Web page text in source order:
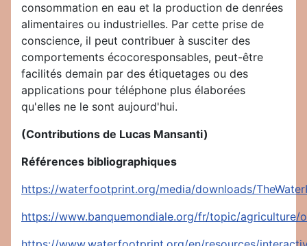
consommation en eau et la production de denrées
alimentaires ou industrielles. Par cette prise de
conscience, il peut contribuer à susciter des
comportements écocoresponsables, peut-être
facilités demain par des étiquetages ou des
applications pour téléphone plus élaborées
qu'elles ne le sont aujourd'hui.
(Contributions de Lucas Mansanti)
Références bibliographiques
https://waterfootprint.org/media/downloads/
https://www.banquemondiale.org/fr/topic/agriculture/